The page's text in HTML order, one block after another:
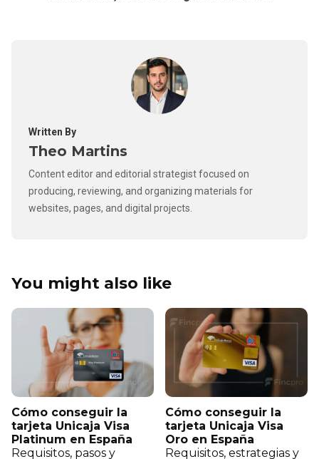
Written By
Theo Martins
Content editor and editorial strategist focused on
producing, reviewing, and organizing materials for
websites, pages, and digital projects.
You might also like
Cómo conseguir la
tarjeta Unicaja Visa
Platinum en España
Requisitos, pasos y
Cómo conseguir la
tarjeta Unicaja Visa
Oro en España
Requisitos, estrategias y